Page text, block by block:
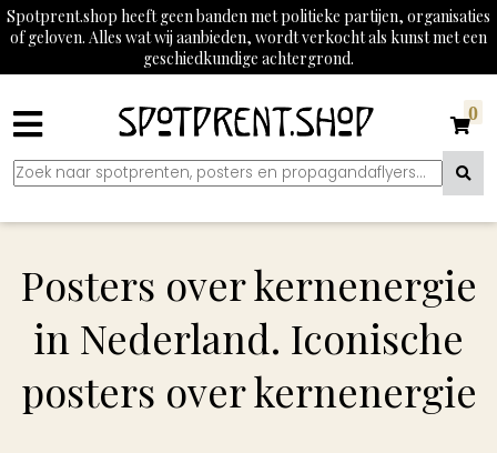
Spotprent.shop heeft geen banden met politieke partijen, organisaties
of geloven. Alles wat wij aanbieden, wordt verkocht als kunst met een
geschiedkundige achtergrond.
0
Posters over kernenergie
in Nederland. Iconische
posters over kernenergie